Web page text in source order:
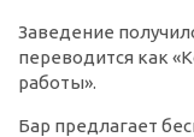
Заведение
переводится как
работы».
Бар предлагает